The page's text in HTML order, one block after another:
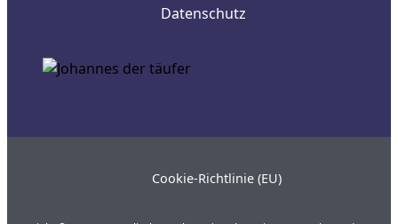
Datenschutz
Cookie-Richtlinie (EU)